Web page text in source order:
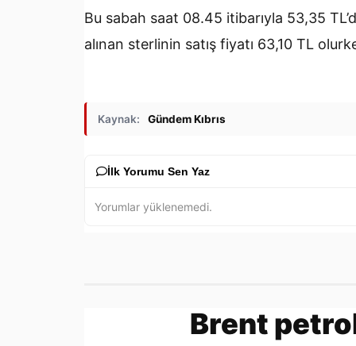
Bu sabah saat 08.45 itibarıyla 53,35
alınan sterlinin satış fiyatı 63,10 TL
Kaynak: Gündem Kıbrıs
İlk Yorumu Sen Yaz
Yorumlar yüklenemedi.
Brent